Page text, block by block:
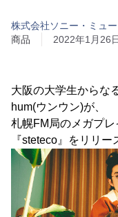
株式会社ソニー・ミュ
商品
2022年1月26
大阪の大学生からな
hum(ウンウン)が、
札幌FM局のメガプ
『steteco』をリリー